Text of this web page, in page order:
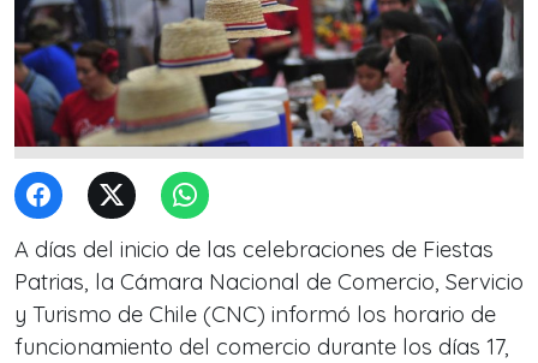
A días del inicio de las celebraciones de Fiestas
Patrias, la Cámara Nacional de Comercio, Servicio
y Turismo de Chile (CNC) informó los horario de
funcionamiento del comercio durante los días 17,